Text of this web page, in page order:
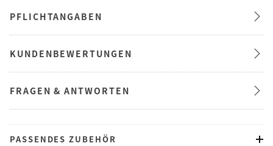
PFLICHTANGABEN
KUNDENBEWERTUNGEN
FRAGEN & ANTWORTEN
PASSENDES ZUBEHÖR